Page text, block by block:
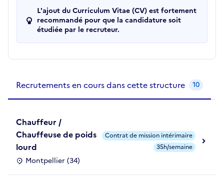
L'ajout du Curriculum Vitae (CV) est fortement
recommandé pour que la candidature soit
étudiée par le recruteur.
Recrutements en cours dans cette structure 10
Chauffeur /
Chauffeuse de poids
lourd
Montpellier (34)
Contrat de mission intérimaire
35h/semaine